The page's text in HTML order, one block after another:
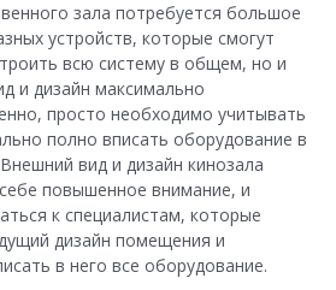
зала потребуется большое
устройств, которые смогут
всю систему в общем, но и
и дизайн максимально
просто необходимо учитывать
полно вписать оборудование в
вид и дизайн кинозала
повышенное внимание, и
к специалистам, которые
дизайн помещения и
в него все оборудование.